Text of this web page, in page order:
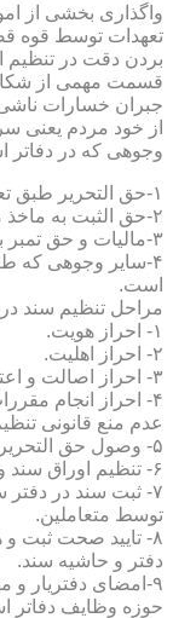
واگذاری بخشی از
تعهدات توسط قوه
بردن دقت در تنظیم
قسمت مهمی از
جبران خسارات ناشی
از خود مردم یعنی
وجوهی که در
۱-حق التحریر طبق تعرفه مقرر وزارت دادگستری.
۲-حق الثبت به ماخذ ماده ۱۲۳ قانون اصلاحی قانون ثبت.
۳-مالیات و حق تمبر برابر مقررات مالیاتی.
۴-سایر وجوهی که
است.
مراحل تنظیم سند
۱- احراز هویت.
۲- احراز اهلیت.
۳- احراز اصالت و اعتبار مستندات سند.
۴- احراز انجام
عدم منع قانونی
۵- وصول حق التحریر، حق الثبت و سایر حقوق دولتی.
۶- تنظیم اوراق سند و تایید آن توسط متعاملین.
۷- ثبت سند در
توسط متعاملین.
۸- تایید صحت ثبت
دفتر و حاشیه سند.
۹-امضای دفتریار و مهر دفترخانه ذیل ثبت دفتر و در حاشیه سند.
حوزه وظایف دفاتر